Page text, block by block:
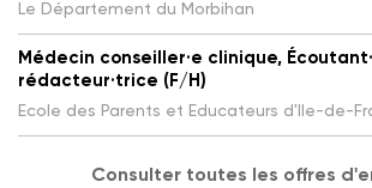
Le Département du Morbihan
Médecin conseiller·e clinique,
rédacteur·trice (F/H)
Ecole des Parents et Educateurs d'Ile-de-
Consulter toutes les offres